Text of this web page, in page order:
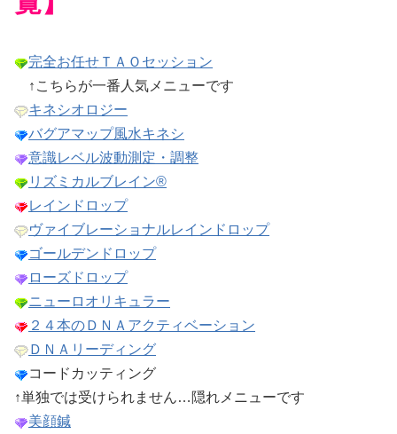
完全お任せＴＡＯセッション
↑こちらが一番人気メニューです
キネシオロジー
バグアマップ風水キネシ
意識レベル波動測定・調整
リズミカルブレイン®
レインドロップ
ヴァイブレーショナルレインドロップ
ゴールデンドロップ
ローズドロップ
ニューロオリキュラー
２４本のＤＮＡアクティベーション
ＤＮＡリーディング
コードカッティング
↑単独では受けられません…隠れメニューです
美顔鍼